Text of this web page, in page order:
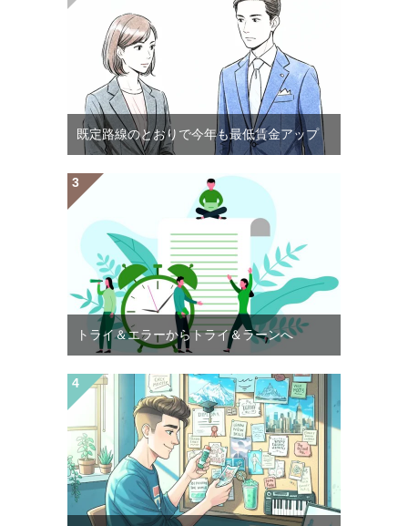
既定路線のとおりで今年も最低賃金アップ
トライ＆エラーからトライ＆ラーンへ